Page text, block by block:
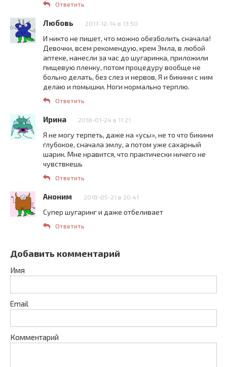
Ответить
Любовь 2017-12-14 в 13:50
И никто не пишет, что можно обезболить сначала!
Девочки, всем рекомендую, крем Эмла, в любой
аптеке, нанесли за час до шугаринка, приложили
пищевую пленку, потом процедуру вообще не
больно делать, без слез и нервов, Я и бикини с ним
делаю и помышки. Ноги нормально терплю.
Ответить
Ирина 2018-01-24 в 11:21
Я не могу терпеть, даже на «усы», не то что бикини
глубокое, сначала эмлу, а потом уже сахарный
шарик. Мне нравится, что практически ничего не
чувствкешь
Ответить
Аноним 2018-05-21 в 20:41
Супер шугаринг и даже отбеливает
Ответить
Добавить комментарий
Имя
Email
Комментарий